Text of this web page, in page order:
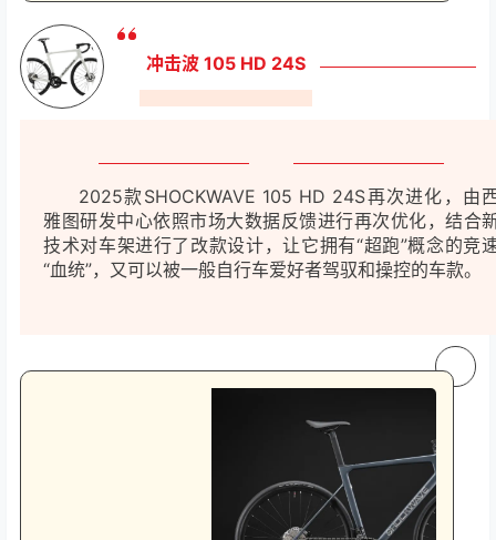
冲击波 105 HD 24S
2025款SHOCKWAVE 105 HD 24S再次进化，由
雅图研发中心依照市场大数据反馈进行再次优化，结合
技术对车架进行了改款设计，让它拥有“超跑”概念的竞
“血统”，又可以被一般自行车爱好者驾驭和操控的车款。